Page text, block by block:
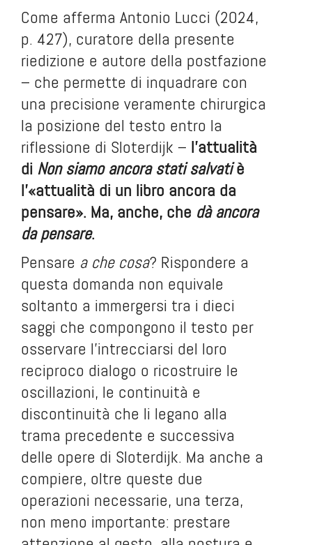
Come afferma Antonio Lucci (2024,
p. 427), curatore della presente
riedizione e autore della postfazione
– che permette di inquadrare con
una precisione veramente chirurgica
la posizione del testo entro la
riflessione di Sloterdijk – l’attualità
di Non siamo ancora stati salvatiè
l’«attualità di un libro ancora da
pensare». Ma, anche, che dà ancora
da pensare.
Pensare a che cosa? Rispondere a
questa domanda non equivale
soltanto a immergersi tra i dieci
saggi che compongono il testo per
osservare l’intrecciarsi del loro
reciproco dialogo o ricostruire le
oscillazioni, le continuità e
discontinuità che li legano alla
trama precedente e successiva
delle opere di Sloterdijk. Ma anche a
compiere, oltre queste due
operazioni necessarie, una terza,
non meno importante: prestare